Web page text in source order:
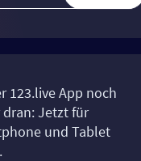
123.live App noch
dran: Jetzt für
und Tablet